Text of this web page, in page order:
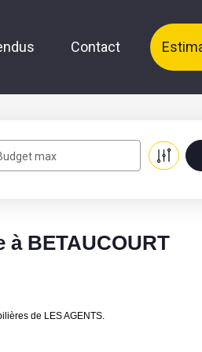
Contact
max
BETAUCOURT
de LES AGENTS.